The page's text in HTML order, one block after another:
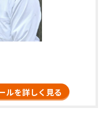
ルを詳しく見る